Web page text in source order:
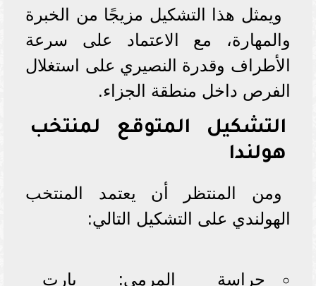
ويمثل هذا التشكيل مزيجًا من الخبرة
والمهارة، مع الاعتماد على سرعة
الأطراف وقدرة النصيري على استغلال
الفرص داخل منطقة الجزاء.
التشكيل المتوقع لمنتخب
هولندا
ومن المنتظر أن يعتمد المنتخب
الهولندي على التشكيل التالي:
حراسة المرمى: بارت